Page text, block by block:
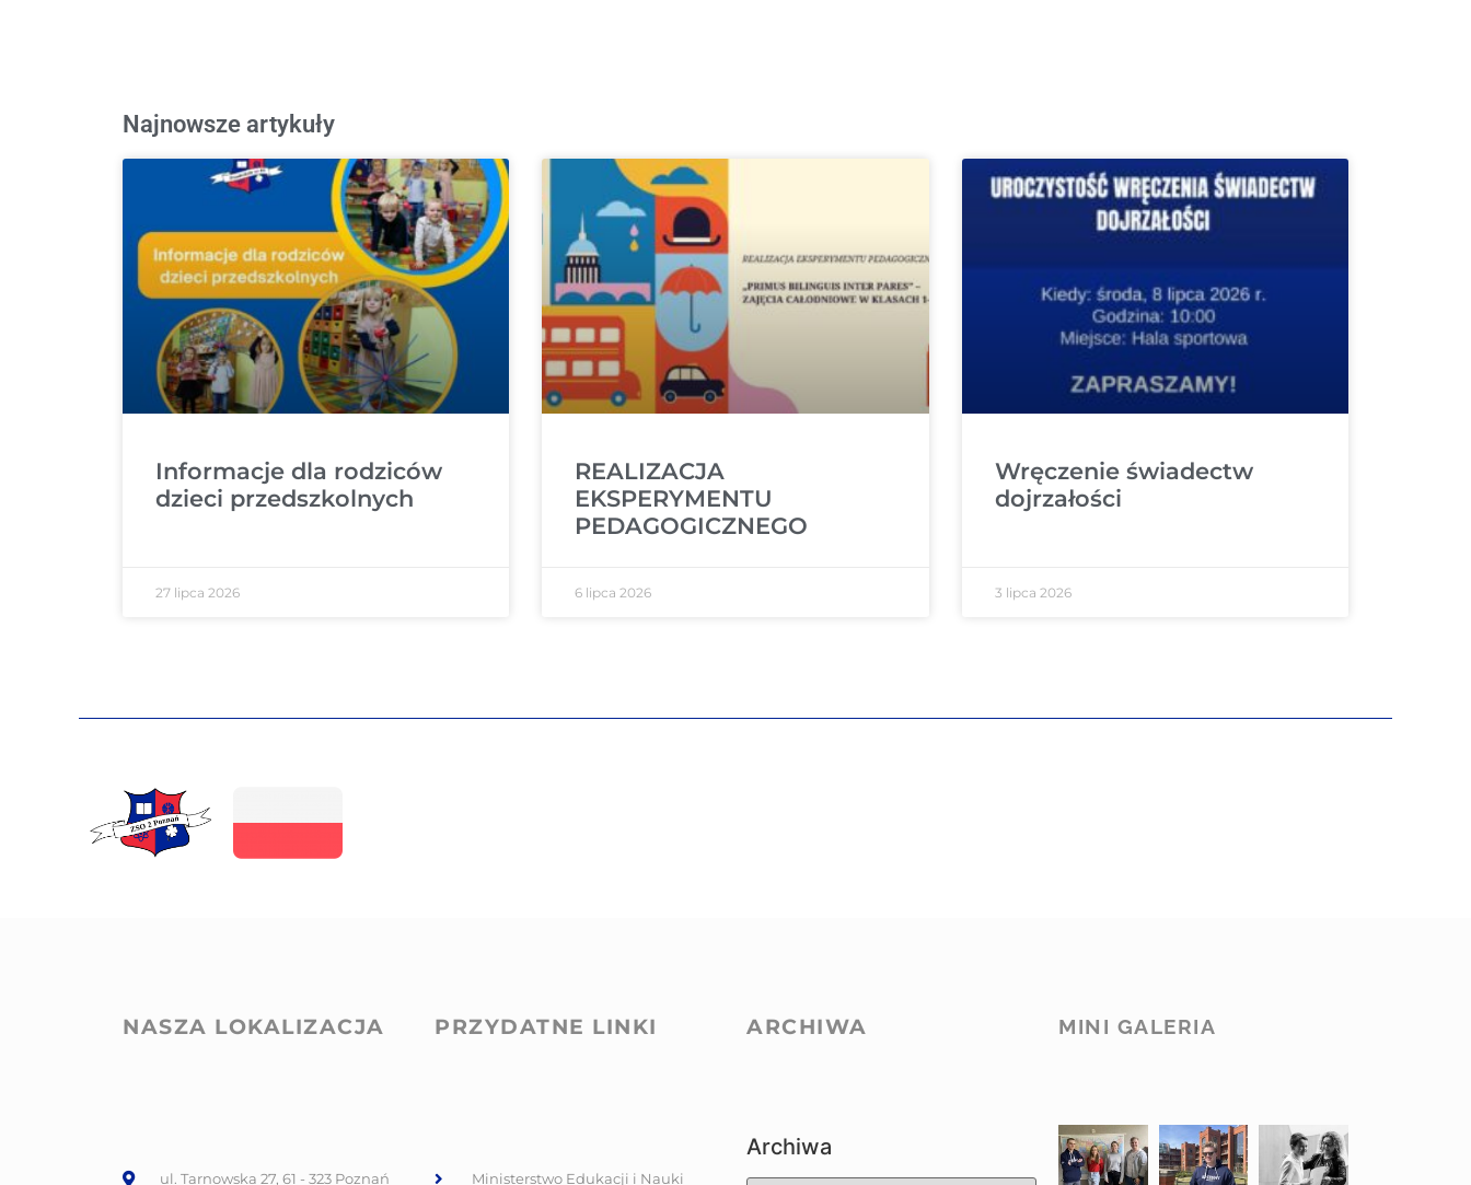
Najnowsze artykuły
Informacje dla rodziców
dzieci przedszkolnych
27 lipca 2026
REALIZACJA
EKSPERYMENTU
PEDAGOGICZNEGO
6 lipca 2026
Wręczenie świadectw
dojrzałości
3 lipca 2026
NASZA LOKALIZACJA
ul. Tarnowska 27, 61 - 323 Poznań
PRZYDATNE LINKI
Ministerstwo Edukacji i Nauki
ARCHIWA
Archiwa
MINI GALERIA